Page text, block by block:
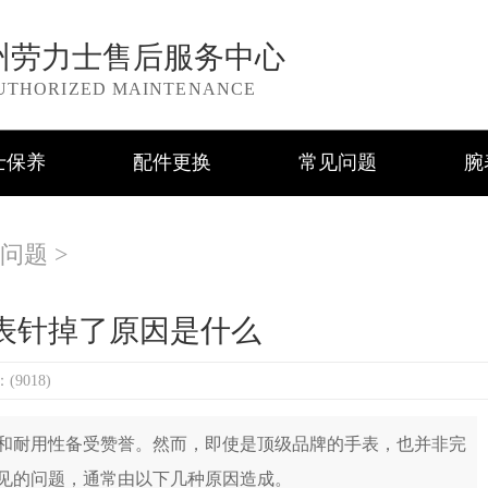
劳力士售后服务中心
MAINTENANCE
保养 配件更换 常见问题
题 >
针掉了原因是什么
(9018)
性备受赞誉。然而，即使是顶级品牌的手表，也并非完
问题，通常由以下几种原因造成。